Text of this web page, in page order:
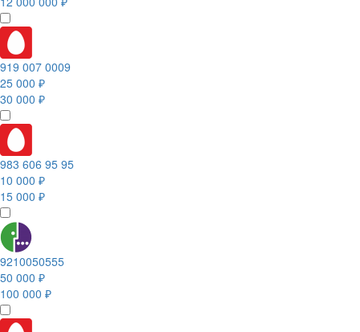
919 007 0009
25 000 ₽
30 000 ₽
983 606 95 95
10 000 ₽
15 000 ₽
9210050555
50 000 ₽
100 000 ₽